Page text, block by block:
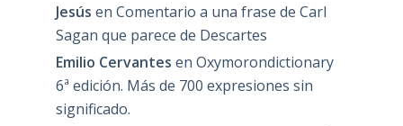
Jesús en Comentario a una frase de Carl
Sagan que parece de Descartes
Emilio Cervantes en Oxymorondictionary
6ª edición. Más de 700 expresiones sin
significado.